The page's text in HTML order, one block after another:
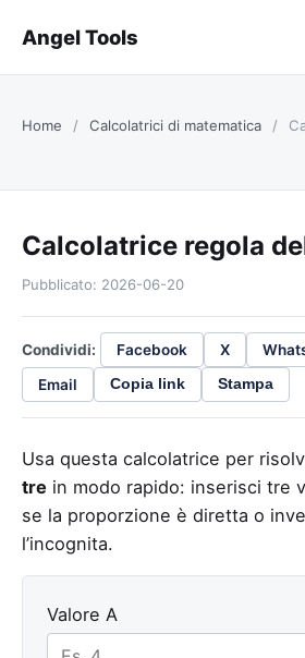
Angel Tools
Home / Calcolatrici di matematica /
Calcolatrice regola
Pubblicato: 2026-06-20
Condividi: Facebook X
Email
Copia link Stampa
Usa questa calcolatrice per
tre in modo rapido: inserisci tre
se la proporzione è diretta o
l’incognita.
Valore A